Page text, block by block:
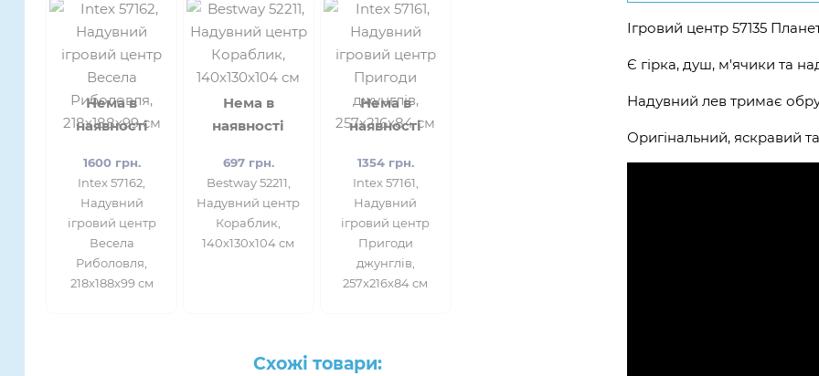
Нема в
наявності
1600 грн.
​Intex 57162,
Надувний
ігровий центр
Весела
Риболовля,
218х188х99 см
Нема в
наявності
697 грн.
Bestway 52211,
Надувний центр
Кораблик,
140х130х104 см
Нема в
наявності
1354 грн.
Intex 57161,
Надувний
ігровий центр
Пригоди
джунглів,
257х216х84 см
Схожі товари:
Ігровий центр 57135
Є гірка, душ, м'ячики та
Надувний лев тримає
Оригінальний, яскравий